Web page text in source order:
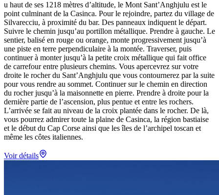
u haut de ses 1218 mètres d’altitude, le Mont Sant’Anghjulu est le
point culminant de la Casinca. Pour le rejoindre, partez du village de
Silvarecciu, à proximité du bar. Des panneaux indiquent le départ.
Suivre le chemin jusqu’au portillon métallique. Prendre à gauche. Le
sentier, balisé en rouge ou orange, monte progressivement jusqu’à
une piste en terre perpendiculaire à la montée. Traverser, puis
continuer à monter jusqu’à la petite croix métallique qui fait office
de carrefour entre plusieurs chemins. Vous apercevrez sur votre
droite le rocher du Sant’Anghjulu que vous contournerez par la suite
pour vous rendre au sommet. Continuer sur le chemin en direction
du rocher jusqu’à la maisonnette en pierre. Prendre à droite pour la
dernière partie de l’ascension, plus pentue et entre les rochers.
L’arrivée se fait au niveau de la croix plantée dans le rocher. De là,
vous pourrez admirer toute la plaine de Casinca, la région bastiaise
et le début du Cap Corse ainsi que les îles de l’archipel toscan et
même les côtes italiennes.
Voir détails